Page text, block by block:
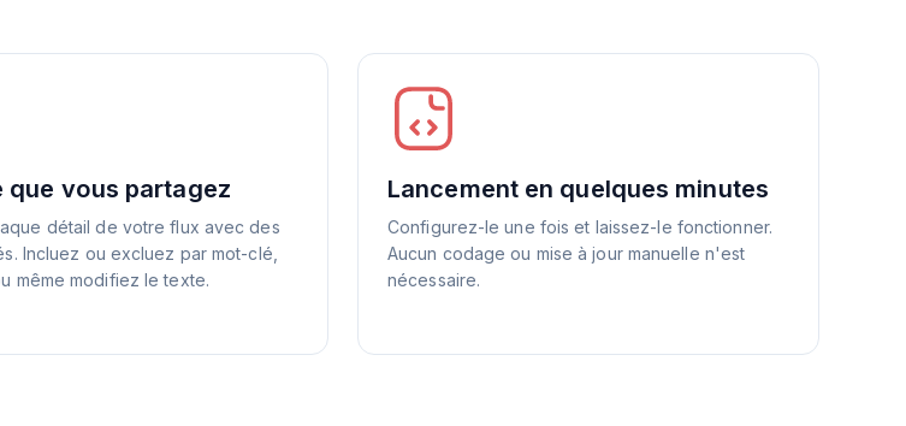
que vous partagez
détail de votre flux avec des
Incluez ou excluez par mot-clé,
même modifiez le texte.
Lancement en quelques minutes
Configurez-le une fois et laissez-le fonctionner.
Aucun codage ou mise à jour manuelle n'est
nécessaire.